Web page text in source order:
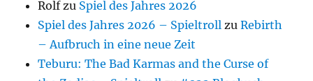
Rolfzu Spiel des Jahres 2026
Spiel des Jahres 2026 – Spieltroll zuRebirth
– Aufbruch in eine neue Zeit
Teburu: The Bad Karmas and the Curse of